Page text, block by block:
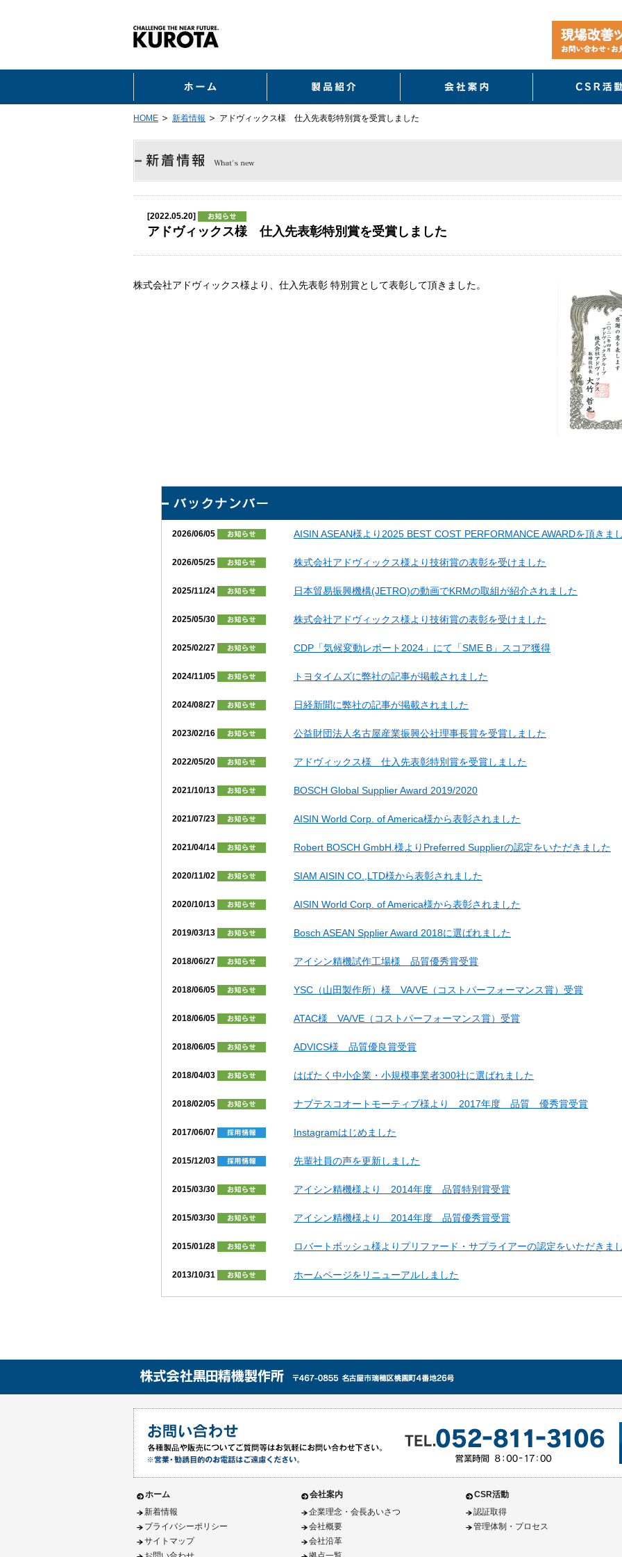
HOME 新着情報 アドヴィックス様 仕入先表彰特別賞を受賞しました
[2022.05.20]
アドヴィックス様 仕入先表彰特別賞を受賞しました
株式会社アドヴィックス様より、仕入先表彰 特別賞として表彰して頂きました。
2026/06/05 AISIN ASEAN様より2025 BEST COST PERFORMANCE AWARDを頂きま
2026/05/25 株式会社アドヴィックス様より技術賞の表彰を受けました
2025/11/24 日本貿易振興機構(JETRO)の動画でKRMの取組が紹介されました
2025/05/30 株式会社アドヴィックス様より技術賞の表彰を受けました
2025/02/27 CDP「気候変動レポート2024」にて「SME B」スコア獲得
2024/11/05 トヨタイムズに弊社の記事が掲載されました
2024/08/27 日経新聞に弊社の記事が掲載されました
2023/02/16 公益財団法人名古屋産業振興公社理事長賞を受賞しました
2022/05/20 アドヴィックス様 仕入先表彰特別賞を受賞しました
2021/10/13 BOSCH Global Supplier Award 2019/2020
2021/07/23 AISIN World Corp. of America様から表彰されました
2021/04/14 Robert BOSCH GmbH.様よりPreferred Supplierの認定をいただきました
2020/11/02 SIAM AISIN CO.,LTD様から表彰されました
2020/10/13 AISIN World Corp. of America様から表彰されました
2019/03/13 Bosch ASEAN Spplier Award 2018に選ばれました
2018/06/27 アイシン精機試作工場様 品質優秀賞受賞
2018/06/05 YSC（山田製作所）様 VA/VE（コストパーフォーマンス賞）受賞
2018/06/05 ATAC様 VA/VE（コストパーフォーマンス賞）受賞
2018/06/05 ADVICS様 品質優良賞受賞
2018/04/03 はばたく中小企業・小規模事業者300社に選ばれました
2018/02/05 ナブテスコオートモーティブ様より 2017年度 品質 優秀賞受賞
2017/06/07 Instagramはじめました
2015/12/03 先輩社員の声を更新しました
2015/03/30 アイシン精機様より 2014年度 品質特別賞受賞
2015/03/30 アイシン精機様より 2014年度 品質優秀賞受賞
2015/01/28 ロバートボッシュ様よりプリファード・サプライアーの認定をいただきま
2013/10/31 ホームページをリニューアルしました
ホーム
新着情報
プライバシーポリシー
サイトマップ
会社案内
企業理念・会長あいさつ
会社概要
会社沿革
CSR活動
認証取得
管理体制・プロセス